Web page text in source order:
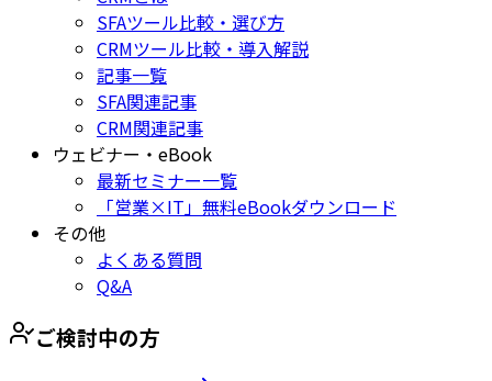
SFAツール比較・選び方
CRMツール比較・導入解説
記事一覧
SFA関連記事
CRM関連記事
ウェビナー・eBook
最新セミナー一覧
「営業×IT」無料eBookダウンロード
その他
よくある質問
Q&A
ご検討中の方